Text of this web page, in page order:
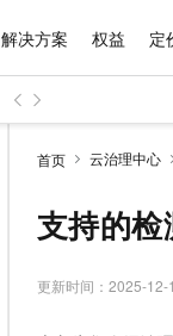
解决方案 权益 定
首页 云治理中心
支持的检
更新时间： 2025-12-
千问AI平台
精选产品
大模型服务与应用平台
多元化、高性能、安全
无影云电脑
精选解决方案
企业级Agent产品，直接
HappyHorse 打造一站
普惠上云
云服务器38元/年起，超
推荐新用户得奖励，单
云工开物
产品定价
了解云产品的定价详情
云上成本管理
管理和优化成本
精选商城
多端小程序
成为销售伙伴
咨询伙伴
销售伙伴合作计划
售前咨询
售后服务
自助服务
为什么选择阿里云
技术领先